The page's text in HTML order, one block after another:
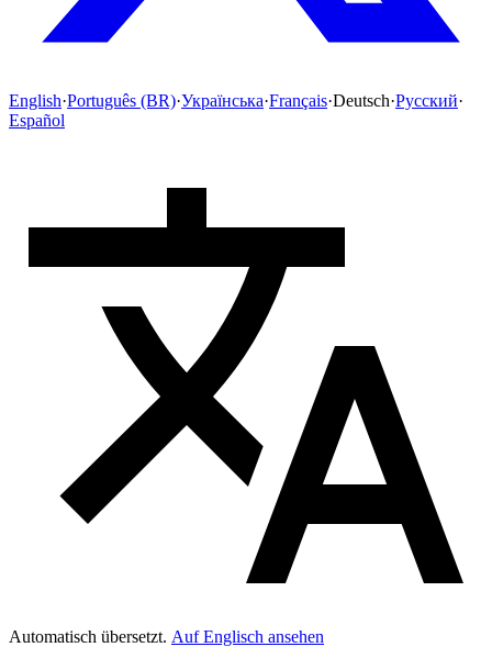
English·Português (BR)·Українська·Français·Deutsch·Русский·
Español
Automatisch übersetzt. Auf Englisch ansehen